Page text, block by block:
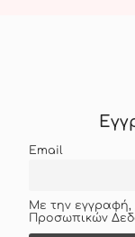
Email
Με την εγγραφή,
Προσωπικών